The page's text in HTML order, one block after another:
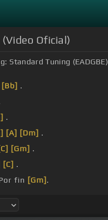
Oficial)
Standard Tuning (EADGBE)
[Bb] .
.
[A] [Dm] .
[Gm] .
[C] .
fin [Gm] .